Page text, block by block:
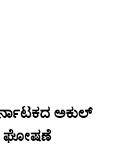
ಅಕುಲ್
ಘೋಷಣೆ